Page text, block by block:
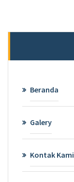
Beranda
Galery
Kontak Kami